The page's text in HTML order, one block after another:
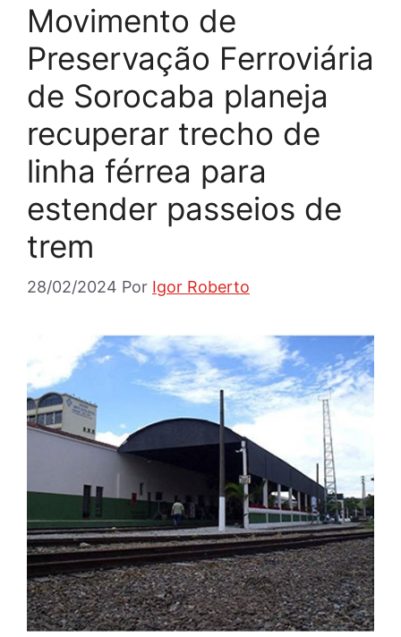
Movimento de
Preservação Ferroviária
de Sorocaba planeja
recuperar trecho de
linha férrea para
estender passeios de
trem
28/02/2024 Por Igor Roberto